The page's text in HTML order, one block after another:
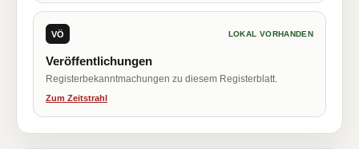
VÖ LOKAL VORHANDEN
Veröffentlichungen
Registerbekanntmachungen zu diesem Registerblatt.
Zum Zeitstrahl